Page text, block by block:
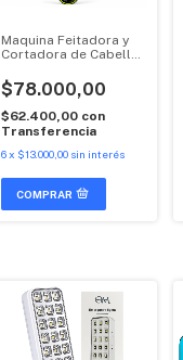
Maquina Feitadora y
Cortadora de Cabello
$78.000,00
$62.400,00 con
Transferencia
6x $13.000,00 sin interés